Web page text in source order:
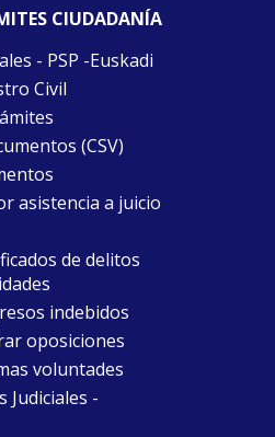
CIUDADANÍA
- PSP -Euskadi
Civil
(CSV)
asistencia a juicio
de delitos
indebidos
oposiciones
voluntades
Judiciales -